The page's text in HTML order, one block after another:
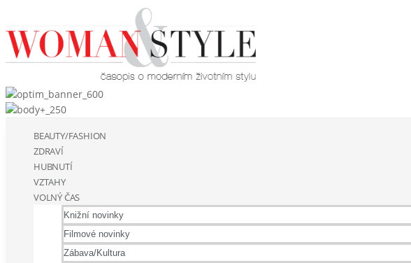
BEAUTY/FASHION
ZDRAVÍ
HUBNUTÍ
VZTAHY
VOLNÝ ČAS
Knižní novinky
Filmové novinky
Zábava/Kultura